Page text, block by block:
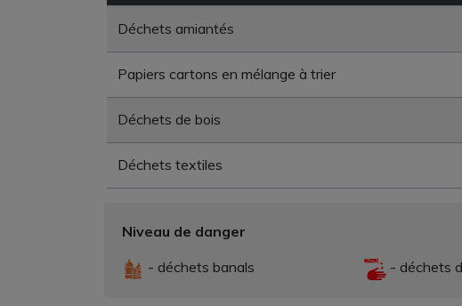
Déchets amiantés
Papiers cartons en mélange à trier
Déchets de bois
Déchets textiles
Niveau de danger
- déchets banals
- déchets